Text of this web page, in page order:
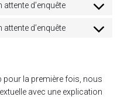
recaptcha
google-
attente d’enquête
Consent
attente d’enquête
Consent
pour la première fois, nous
avec une explication